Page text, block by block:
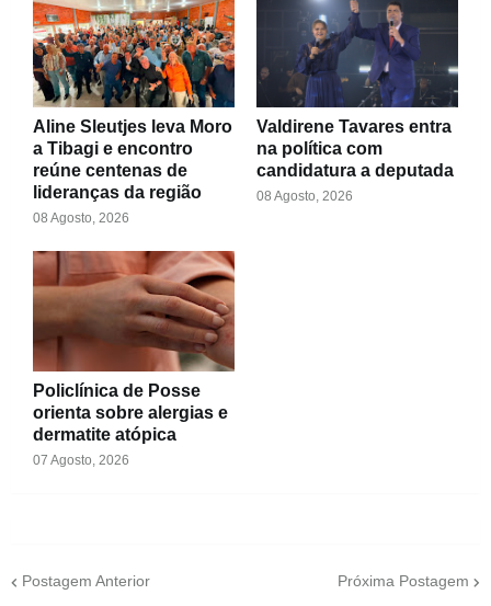
Aline Sleutjes leva Moro
a Tibagi e encontro
reúne centenas de
lideranças da região
08 Agosto, 2026
Valdirene Tavares entra
na política com
candidatura a deputada
08 Agosto, 2026
Policlínica de Posse
orienta sobre alergias e
dermatite atópica
07 Agosto, 2026
Postagem Anterior Próxima Postagem